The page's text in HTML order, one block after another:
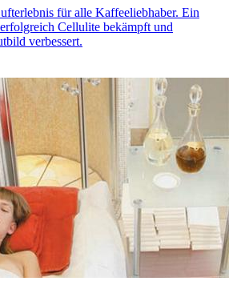
für alle Kaffeeliebhaber. Ein
Cellulite bekämpft und
verbessert.